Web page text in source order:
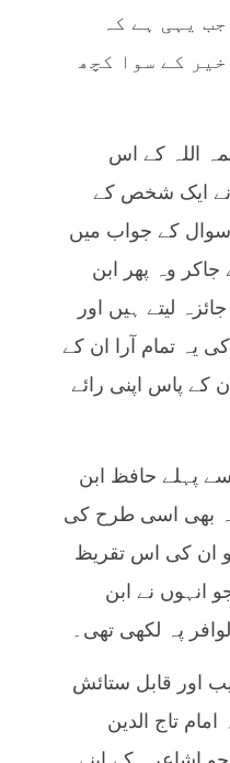
یہی ہے کہ
کے سوا کچھ
اللہ کے اس
نے ایک شخص کے
سوال کے جواب میں
جاکر وہ پھر ابن
لیتے ہیں اور
یہ تمام آرا ان کے
کے پاس اپنی رائے
پہلے حافظ ابن
بھی اسی طرح کی
ان کی اس تقریظ
انہوں نے ابن
پہ لکھی تھی۔
اور قابل ستائش
تاج الدین